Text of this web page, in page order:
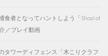
者となってハントしよう「Shoal of
／プレイ動画
タワーディフェンス「木こりクラフ